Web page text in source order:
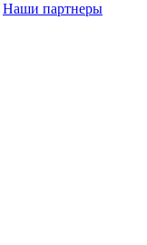
Наши партнеры